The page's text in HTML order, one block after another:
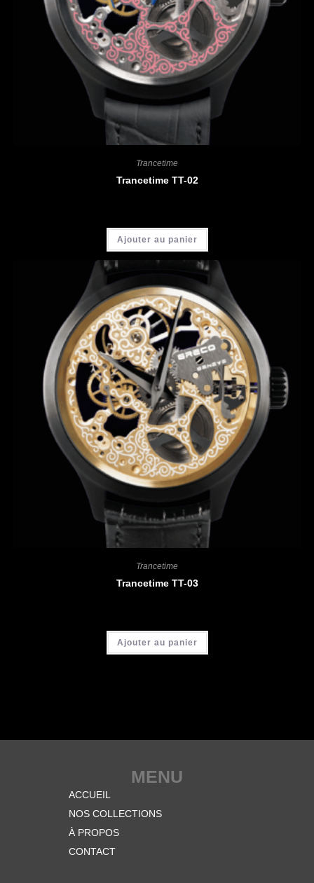
Trancetime
Trancetime TT-02
Ajouter au panier
Trancetime
Trancetime TT-03
Ajouter au panier
MENU
ACCUEIL
NOS COLLECTIONS
À PROPOS
CONTACT